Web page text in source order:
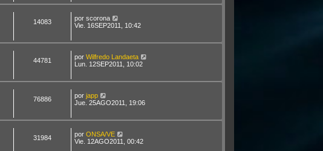
14083 por scorona
Vie. 16SEP2011, 10:42
44781 por Wilfredo Landaeta
Lun. 12SEP2011, 10:02
76886 por japp
Jue. 25AGO2011, 19:06
31984 por ONSA/VE
Vie. 12AGO2011, 00:42